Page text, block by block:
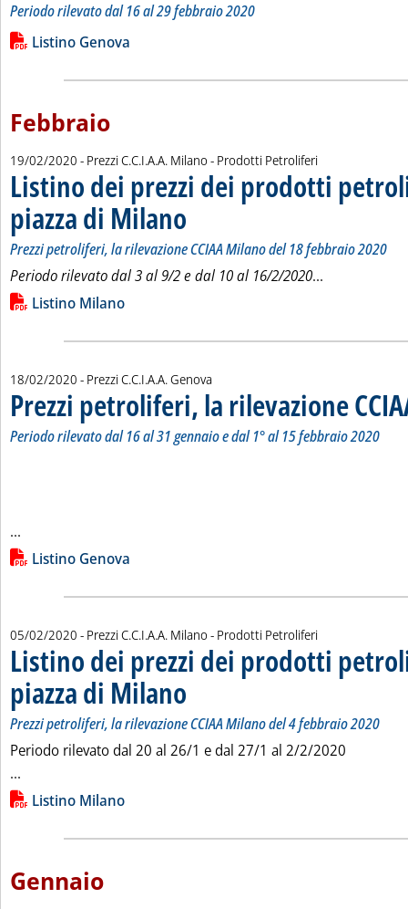
Periodo rilevato dal 16 al 29 febbraio 2020
Leggi tutta la notizia: 'Prezzi petroliferi, la rilevazione CCIAA
Lista allegati PDF alla notizia
Listino Genova
Febbraio
19/02/2020 - Prezzi C.C.I.A.A. Milano - Prodotti Petroliferi
Listino dei prezzi dei prodotti
piazza di Milano . Sottotitolo: Prezzi petroliferi, la rilevazione
. Pubblicata mercoledì 19 febbraio 2020 alle
Prezzi petroliferi, la rilevazione CCIAA Milano del 18 febbraio 2020
Periodo rilevato dal 3 al 9/2 e dal 10 al 16/2/2020...
Lista allegati PDF alla notizia
Listino Milano
18/02/2020 - Prezzi C.C.I.A.A. Genova
Prezzi petroliferi, la rilevazione
Periodo rilevato dal 16 al 31 gennaio e dal 1° al 15 febbraio 2020
...
Lista allegati PDF alla notizia
Listino Genova
05/02/2020 - Prezzi C.C.I.A.A. Milano - Prodotti Petroliferi
Listino dei prezzi dei prodotti
piazza di Milano . Sottotitolo: Prezzi petroliferi, la rilevazione
. Pubblicata mercoledì 05 febbraio 2020 alle 9.47.
Prezzi petroliferi, la rilevazione CCIAA Milano del 4 febbraio 2020
Periodo rilevato dal 20 al 26/1 e dal 27/1 al 2/2/2020
...
Lista allegati PDF alla notizia
Listino Milano
Gennaio